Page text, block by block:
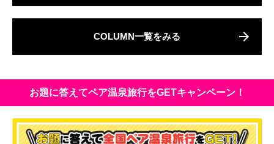
COLUMN一覧をみる
お題に答えてペア温泉旅行をGETキャンペーン！